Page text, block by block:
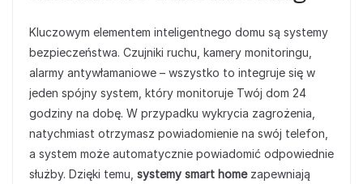
Kluczowym elementem inteligentnego domu są systemy
bezpieczeństwa. Czujniki ruchu, kamery monitoringu,
alarmy antywłamaniowe – wszystko to integruje się w
jeden spójny system, który monitoruje Twój dom 24
godziny na dobę. W przypadku wykrycia zagrożenia,
natychmiast otrzymasz powiadomienie na swój telefon,
a system może automatycznie powiadomić odpowiednie
służby. Dzięki temu, systemy smart homezapewniają